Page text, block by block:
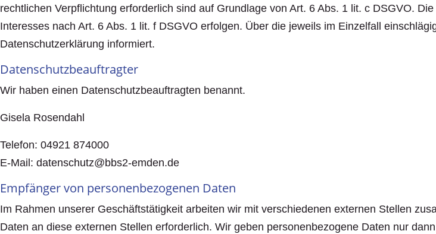
rechtlichen Verpflichtung erforderlich sind auf Grundlage von Art. 6 Abs. 1 lit. c DSGVO.
Interesses nach Art. 6 Abs. 1 lit. f DSGVO erfolgen. Über die jeweils im Einzelfall
Datenschutzerklärung informiert.
Datenschutz­beauftragter
Wir haben einen Datenschutzbeauftragten benannt.
Gisela Rosendahl
Telefon: 04921 874000
E-Mail: datenschutz@bbs2-emden.de
Empfänger von personenbezogenen Daten
Im Rahmen unserer Geschäftstätigkeit arbeiten wir mit verschiedenen externen Stellen
Daten an diese externen Stellen erforderlich. Wir geben personenbezogene Daten nur